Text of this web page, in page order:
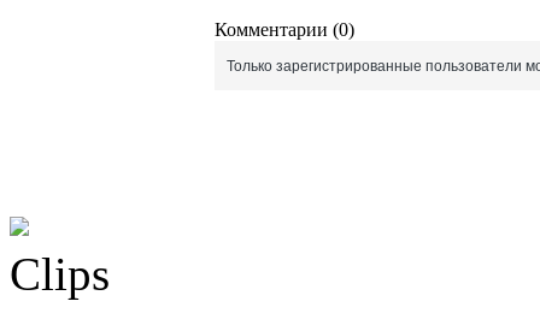
Комментарии (0)
Только зарегистрированные пользователи
Clips